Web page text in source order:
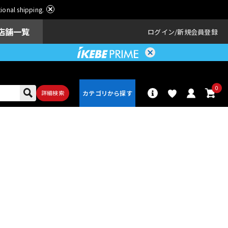
shipping.
舗一覧 ログイン 新規会員登録
詳細検索
0